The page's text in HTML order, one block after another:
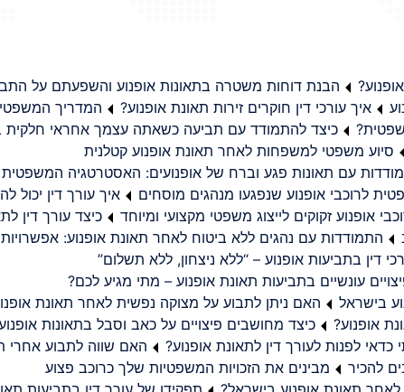
הבנת דוחות משטרה בתאונות אופנוע והשפעתם על
איך עורכי דין חוקרים זירות תאונת אופנוע?
המדריך המשפטי
כיצד להתמודד עם תביעה כשאתה עצמך אחראי חלקית
סיוע משפטי למשפחות לאחר תאונת אופנוע קטלנית
עם תאונות פגע וברח של אופנועים: האסטרטגיה
לרוכבי אופנוע שנפגעו מנהגים מוסחים
איך עורך דין יכול
אופנוע זקוקים לייצוג משפטי מקצועי ומיוחד
כיצד עורך דין
התמודדות עם נהגים ללא ביטוח לאחר תאונת אופנוע:
דין בתביעות אופנוע – “ללא ניצחון, ללא תשלום”
עונשיים בתביעות תאונת אופנוע – מתי מגיע לכם?
בישראל
האם ניתן לתבוע על מצוקה נפשית לאחר תאונת
אופנוע?
כיצד מחושבים פיצויים על כאב וסבל בתאונות
כדאי לפנות לעורך דין לתאונת אופנוע?
האם שווה לתבוע אחרי
להכיר
מבינים את הזכויות המשפטיות שלך כרוכב פצוע